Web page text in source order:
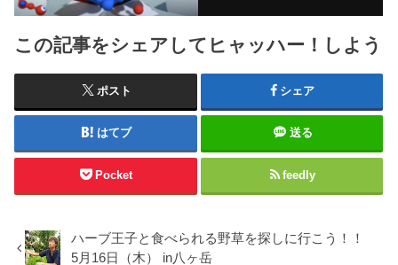
この記事をシェアしてヒャッハー！しよう
ポスト シェア
はてブ 送る
Pocket feedly
ハーブ王子と食べられる野草を探しに行こう！！
5月16日（木） in八ヶ岳